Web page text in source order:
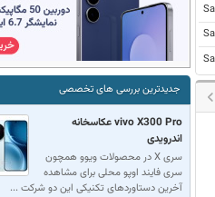
جدیدترین بررسی های تخصصی
vivo X300 Pro عکاسخانه
اندرویدی
سری X در محصولات ویوو همچون
سری فایند اوپو محلی برای مشاهده
آخرین دستاوردهای تکنیکی این دو شرکت ...